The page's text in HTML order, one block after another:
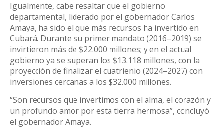
Igualmente, cabe resaltar que el gobierno
departamental, liderado por el gobernador Carlos
Amaya, ha sido el que más recursos ha invertido en
Cubará. Durante su primer mandato (2016–2019) se
invirtieron más de $22.000 millones; y en el actual
gobierno ya se superan los $13.118 millones, con la
proyección de finalizar el cuatrienio (2024–2027) con
inversiones cercanas a los $32.000 millones.
“Son recursos que invertimos con el alma, el corazón y
un profundo amor por esta tierra hermosa”, concluyó
el gobernador Amaya.